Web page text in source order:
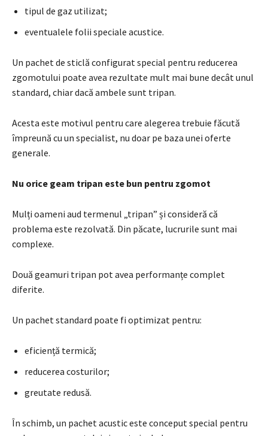
tipul de gaz utilizat;
eventualele folii speciale acustice.
Un pachet de sticlă configurat special pentru reducerea
zgomotului poate avea rezultate mult mai bune decât unul
standard, chiar dacă ambele sunt tripan.
Acesta este motivul pentru care alegerea trebuie făcută
împreună cu un specialist, nu doar pe baza unei oferte
generale.
Nu orice geam tripan este bun pentru zgomot
Mulți oameni aud termenul „tripan” și consideră că
problema este rezolvată. Din păcate, lucrurile sunt mai
complexe.
Două geamuri tripan pot avea performanțe complet
diferite.
Un pachet standard poate fi optimizat pentru:
eficiență termică;
reducerea costurilor;
greutate redusă.
În schimb, un pachet acustic este conceput special pentru